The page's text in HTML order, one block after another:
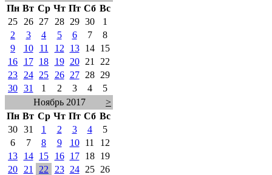
Пн Вт Ср Чт Пт Сб Вс
25
26 27 28 29 30
1
2
3 4 5 6 7
8
9
10 11 12 13 14
15
16
17 18 19 20 21
22
23
24 25 26 27 28
29
30 31 1 2 3 4
5
Ноябрь 2017
>
Пн Вт Ср Чт Пт Сб Вс
30 31 1 2 3 4
5
6
7 8 9 10 11
12
13
14 15 16 17 18
19
20
21 22 23 24 25
26